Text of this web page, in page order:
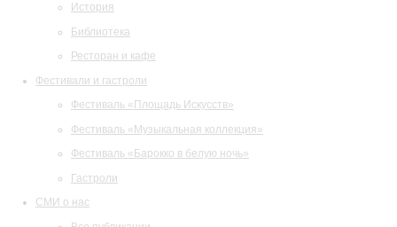
История
Библиотека
Ресторан и кафе
Фестивали и гастроли
Фестиваль «Площадь Искусств»
Фестиваль «Музыкальная коллекция»
Фестиваль «Барокко в белую ночь»
Гастроли
СМИ о нас